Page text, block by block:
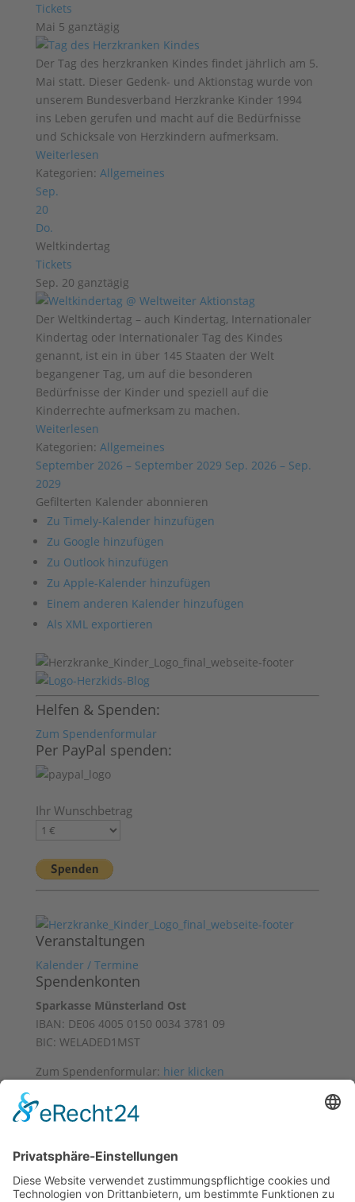
Tickets
Mai 5 ganztägig
Der Tag des herzkranken Kindes findet jährlich am 5.
Mai statt. Dieser Gedenk- und Aktionstag wurde von
unserem Bundesverband Herzkranke Kinder 1994
ins Leben gerufen und macht auf die Bedürfnisse
und Schicksale von Herzkindern aufmerksam.
Weiterlesen
Kategorien: Allgemeines
Sep.
20
Do.
Weltkindertag
Tickets
Sep. 20 ganztägig
Der Weltkindertag – auch Kindertag, Internationaler
Kindertag oder Internationaler Tag des Kindes
genannt, ist ein in über 145 Staaten der Welt
begangener Tag, um auf die besonderen
Bedürfnisse der Kinder und speziell auf die
Kinderrechte aufmerksam zu machen.
Weiterlesen
Kategorien: Allgemeines
September 2026 – September 2029 Sep. 2026 – Sep.
2029
Gefilterten Kalender abonnieren
Zu Timely-Kalender hinzufügen
Zu Google hinzufügen
Zu Outlook hinzufügen
Zu Apple-Kalender hinzufügen
Einem anderen Kalender hinzufügen
Als XML exportieren
Helfen & Spenden:
Zum Spendenformular
Per PayPal spenden:
Ihr Wunschbetrag
Veranstaltungen
Kalender / Termine
Spendenkonten
Sparkasse Münsterland Ost
IBAN: DE06 4005 0150 0034 3781 09
BIC: WELADED1MST
Zum Spendenformular: hier klicken
Impressum
Facebook
Instagram